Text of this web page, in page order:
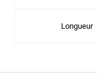
Longueur